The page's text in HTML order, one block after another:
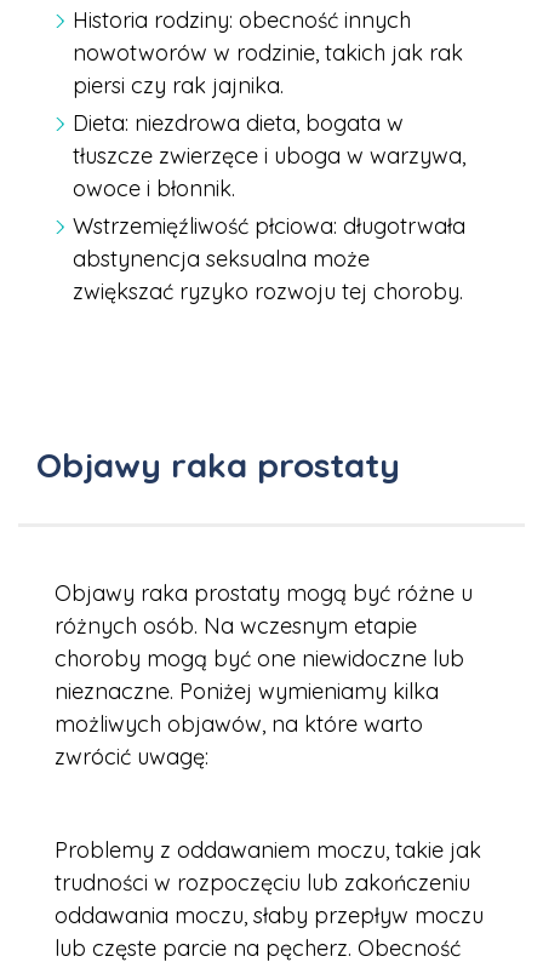
Historia rodziny: obecność innych
nowotworów w rodzinie, takich jak rak
piersi czy rak jajnika.
Dieta: niezdrowa dieta, bogata w
tłuszcze zwierzęce i uboga w warzywa,
owoce i błonnik.
Wstrzemięźliwość płciowa: długotrwała
abstynencja seksualna może
zwiększać ryzyko rozwoju tej choroby.
Objawy raka prostaty
Objawy raka prostaty mogą być różne u
różnych osób. Na wczesnym etapie
choroby mogą być one niewidoczne lub
nieznaczne. Poniżej wymieniamy kilka
możliwych objawów, na które warto
zwrócić uwagę:
Problemy z oddawaniem moczu, takie jak
trudności w rozpoczęciu lub zakończeniu
oddawania moczu, słaby przepływ moczu
lub częste parcie na pęcherz. Obecność